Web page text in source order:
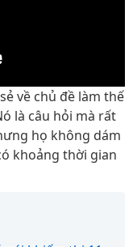
về chủ đề làm thế
là câu hỏi mà rất
họ không dám
khoảng thời gian